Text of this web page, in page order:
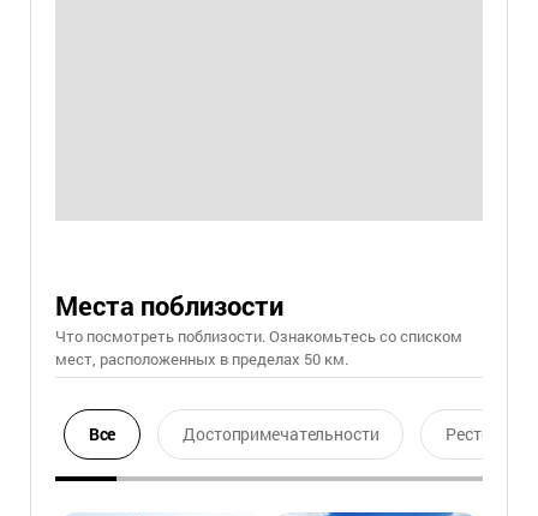
Места поблизости
Что посмотреть поблизости. Ознакомьтесь со списком
мест, расположенных в пределах 50 км.
Все Достопримечательности Ресторан